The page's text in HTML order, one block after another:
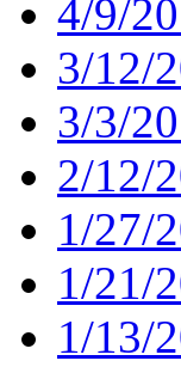
4/9/
3/12/
3/3/
2/12/
1/27/
1/21/
1/13/